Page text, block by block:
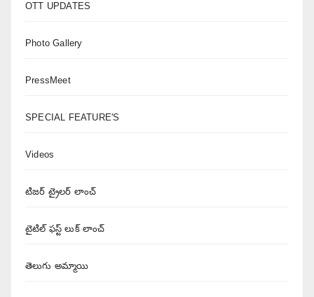
OTT UPDATES
Photo Gallery
PressMeet
SPECIAL FEATURE'S
Videos
టిజర్ ట్రైలర్ లాంచ్
టైటిల్ ఫస్ట్ లుక్ లాంచ్
తెలుగు అమ్మాయి